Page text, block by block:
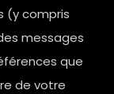
(y compris
messages
que
de votre